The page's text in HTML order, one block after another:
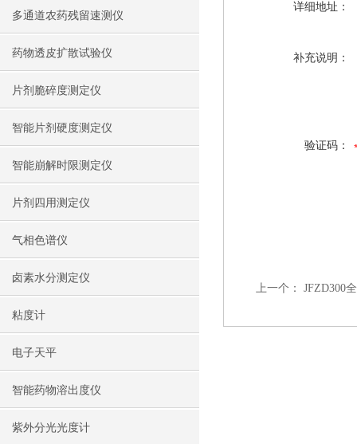
多通道农药残留速测仪
药物透皮扩散试验仪
片剂脆碎度测定仪
智能片剂硬度测定仪
智能崩解时限测定仪
片剂四用测定仪
气相色谱仪
卤素水分测定仪
粘度计
电子天平
智能药物溶出度仪
紫外分光光度计
详细地址：
补充说明：
验证码：
上一个： JFZD300